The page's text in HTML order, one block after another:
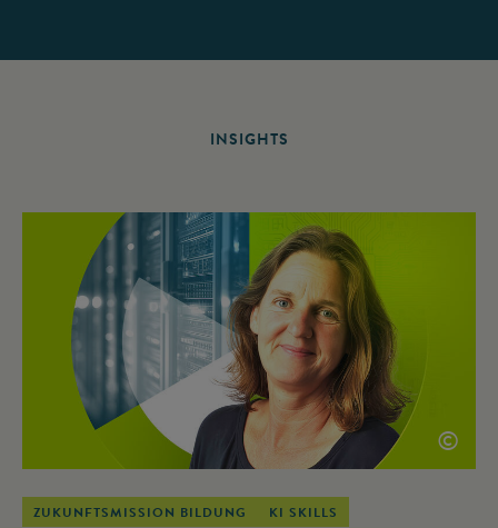
INSIGHTS
©
ZUKUNFTSMISSION BILDUNG KI SKILLS